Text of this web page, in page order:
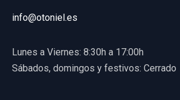
info@otoniel.es
Lunes a Viernes: 8:30h a 17:00h
Sábados, domingos y festivos: Cerrado